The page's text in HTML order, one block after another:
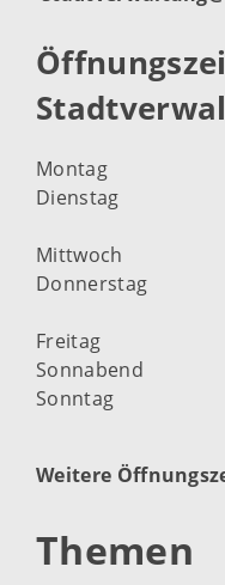
Montag
Dienstag
Mittwoch
Donnerstag
Freitag
Sonnabend
Sonntag
Weitere
Themen